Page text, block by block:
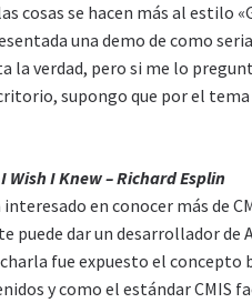
cosas se hacen más al estilo
una demo de como
la verdad, pero si me lo
supongo que por el tema
I Knew – Richard Esplin
en conocer más de
puede dar un desarrollador de
fue expuesto el concepto
y como el estándar CMIS